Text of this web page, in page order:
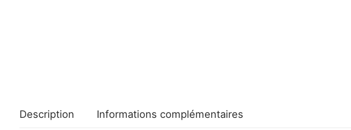
Description Informations complémentaires